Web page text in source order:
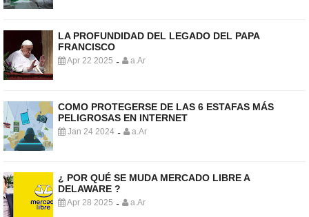
LA PROFUNDIDAD DEL LEGADO DEL PAPA
FRANCISCO
Apr 22 2025 - a.Ar
COMO PROTEGERSE DE LAS 6 ESTAFAS MÁS
PELIGROSAS EN INTERNET
Jan 24 2024 - a.Ar
¿ POR QUÉ SE MUDA MERCADO LIBRE A
DELAWARE ?
Apr 28 2025 - a.Ar